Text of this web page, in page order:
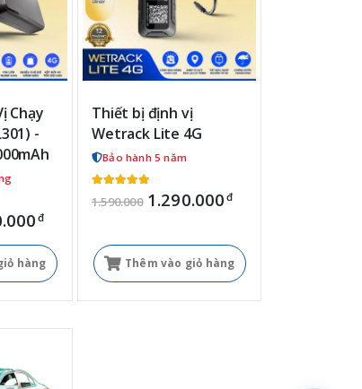
Chạy
-
đ
hàng
Thiết bị định vị
Wetrack Lite 4G
Bảo hành 5 năm
1.590.000 1.290.000 đ
Thêm vào giỏ hàng